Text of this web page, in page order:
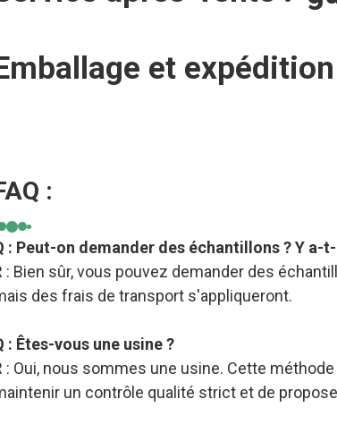
et
:
: Peut-on demander des échantillons ? Y a-
: Bien sûr, vous pouvez demander des
des frais de transport s'appliqueront.
: Êtes-vous une usine ?
: Oui, nous sommes une usine. Cette
un contrôle qualité strict et de